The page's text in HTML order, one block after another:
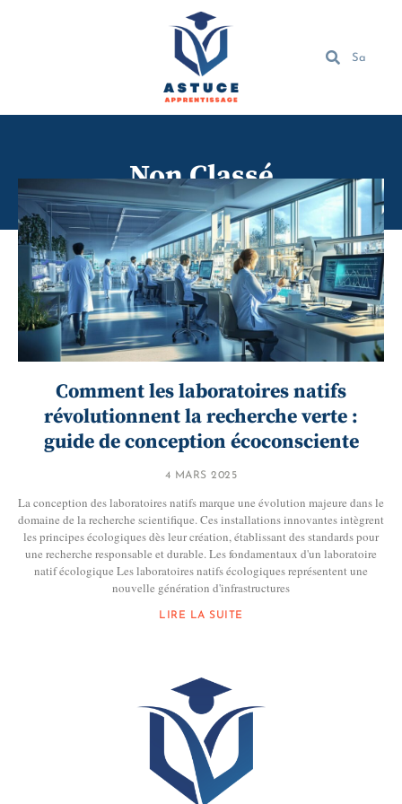
Non Classé
Comment les laboratoires natifs
révolutionnent la recherche verte :
guide de conception écoconsciente
4 MARS 2025
La conception des laboratoires natifs marque une évolution majeure dans le
domaine de la recherche scientifique. Ces installations innovantes intègrent
les principes écologiques dès leur création, établissant des standards pour
une recherche responsable et durable. Les fondamentaux d'un laboratoire
natif écologique Les laboratoires natifs écologiques représentent une
nouvelle génération d'infrastructures
LIRE LA SUITE